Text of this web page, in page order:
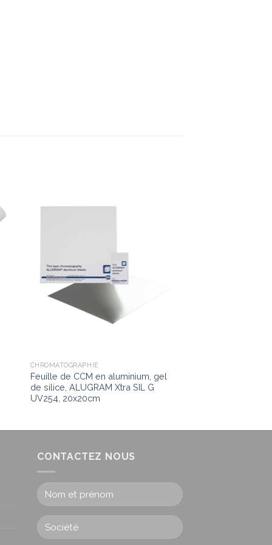
CHROMATOGRAPHIE
Feuille de CCM en aluminium, gel
de silice, ALUGRAM Xtra SIL G
UV254, 20x20cm
CONTACTEZ NOUS